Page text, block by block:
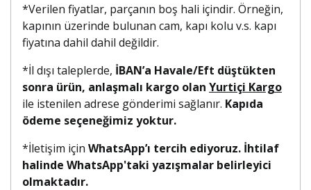
*Verilen fiyatlar, parçanın boş hali içindir. Örneğin,
kapının üzerinde bulunan cam, kapı kolu v.s. kapı
fiyatına dahil dahil değildir.
*İl dışı taleplerde, İBAN’a Havale/Eft düştükten
sonra ürün, anlaşmalı kargo olan Yurtiçi Kargo
ile istenilen adrese gönderimi sağlanır. Kapıda
ödeme seçeneğimiz yoktur.
*İletişim için WhatsApp’ı tercih ediyoruz. İhtilaf
halinde WhatsApp'taki yazışmalar belirleyici
olmaktadır.